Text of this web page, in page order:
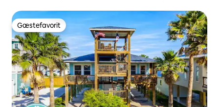
Gæstefavorit
Gæstefavorit